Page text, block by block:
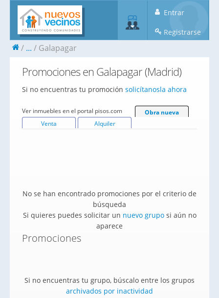
Entrar
Registrarse
... Galapagar
Promociones en Galapagar (Madrid)
Si no encuentras tu promoción solicítanosla ahora
Ver inmuebles en el portal pisos.com
Obra nueva
Venta
Alquiler
No se han encontrado promociones por el criterio de
búsqueda
Si quieres puedes solicitar un nuevo gruposi aún no
aparece
Promociones
Si no encuentras tu grupo, búscalo entre los grupos
archivados por inactividad